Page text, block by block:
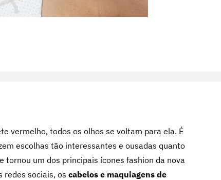
vermelho, todos os olhos se voltam para ela. É
escolhas tão interessantes e ousadas quanto
tornou um dos principais ícones fashion da nova
redes sociais, os cabelos e maquiagens de